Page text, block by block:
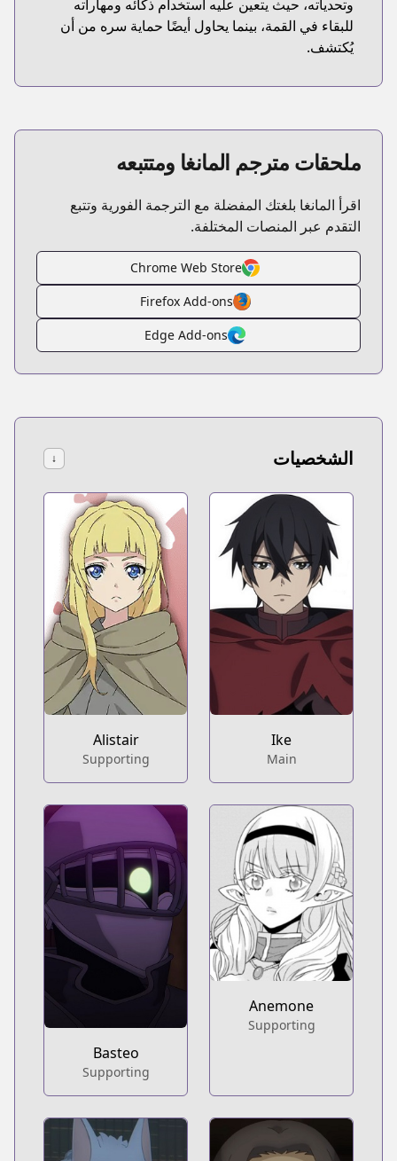
وتحدياته، حيث يتعين عليه استخدام ذكائه ومهاراته
للبقاء في القمة، بينما يحاول أيضًا حماية سره من أن
يُكتشف.
ملحقات مترجم المانغا ومتتبعه
اقرأ المانغا بلغتك المفضلة مع الترجمة الفورية وتتبع
التقدم عبر المنصات المختلفة.
Chrome Web Store
Firefox Add-ons
Edge Add-ons
الشخصيات ↓
Ike
Main
Alistair
Supporting
Anemone
Supporting
Basteo
Supporting